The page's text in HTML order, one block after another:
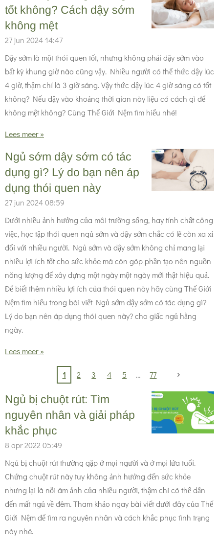
tốt không? Cách dậy sớm
không mệt
27 jun 2024 14:47
Dậy sớm là một thói quen tốt, nhưng không phải dậy sớm vào
bất kỳ khung giờ nào cũng vậy. Nhiều người có thể thức dậy lúc
4 giờ, thậm chí là 3 giờ sáng. Vậy thức dậy lúc 4 giờ sáng có tốt
không? Nếu dậy vào khoảng thời gian này liệu có cách gì để
không mệt không? Cùng Thế Giới Nệm tìm hiểu nhé!
Lees meer »
Ngủ sớm dậy sớm có tác
dụng gì? Lý do bạn nên áp
dụng thói quen này
27 jun 202408:59
Dưới nhiều ảnh hưởng của môi trường sống, hay tính chất công
việc, học tập thói quen ngủ sớm và dậy sớm chắc có lẽ còn xa xỉ
đối với nhiều người. Ngủ sớm và dậy sớm không chỉ mang lại
nhiều lợi ích tốt cho sức khỏe mà còn góp phần tạo nên nguồn
năng lượng để xây dựng một ngày một ngày mới thật hiệu quả.
Để biết thêm nhiều lợi ích của thói quen này hãy cùng Thế Giới
Nệm tìm hiểu trong bài viết Ngủ sớm dậy sớm có tác dụng gì?
Lý do bạn nên áp dụng thói quen này? cho giấc ngủ hằng
ngày.
Lees meer »
1 2 3 4 5 77
Ngủ bị chuột rút: Tìm
nguyên nhân và giải pháp
khắc phục
8 apr 2022 05:49
Ngủ bị chuột rút thường gặp ở mọi người và ở mọi lứa tuổi.
Chứng chuột rút này tuy không ảnh hưởng đến sức khỏe
nhưng lại là nỗi ám ảnh của nhiều người, thậm chí có thể dẫn
đến mất ngủ về đêm. Tham khảo ngay bài viết dưới đây của Thế
Giới Nệm để tìm ra nguyên nhân và cách khắc phục tình trạng
này nhé.